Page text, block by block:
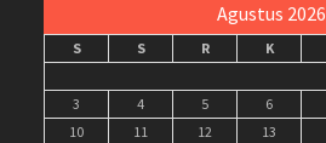
Agustus 2026
S S R K
3
4 5 6
10
11 12 13